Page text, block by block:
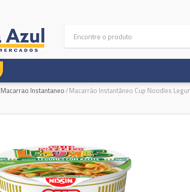
Macarrao Instantaneo/Macarrão Instantâneo Cup Noodles